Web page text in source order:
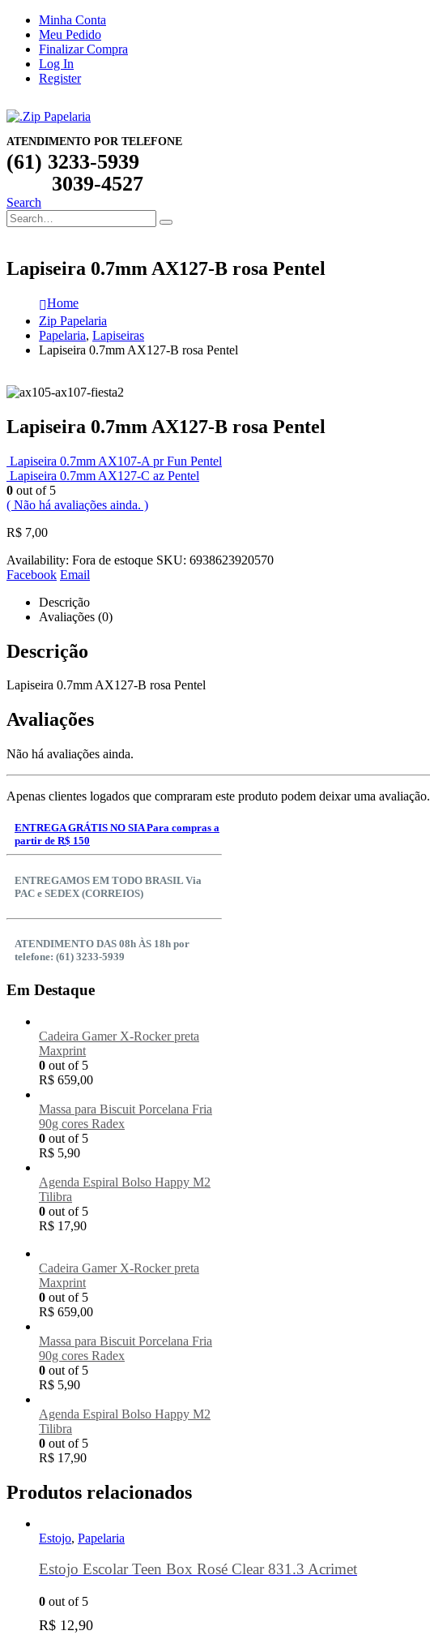
Minha Conta
Meu Pedido
Finalizar Compra
Log In
Register
ATENDIMENTO POR TELEFONE
(61) 3233-5939
3039-4527
Search
Lapiseira 0.7mm AX127-B rosa Pentel
Home
Zip Papelaria
Papelaria, Lapiseiras
Lapiseira 0.7mm AX127-B rosa Pentel
Lapiseira 0.7mm AX127-B rosa Pentel
Lapiseira 0.7mm AX107-A pr Fun Pentel
Lapiseira 0.7mm AX127-C az Pentel
0 out of 5
( Não há avaliações ainda. )
R$ 7,00
Availability: Fora de estoque SKU: 6938623920570
Facebook Email
Descrição
Avaliações (0)
Descrição
Lapiseira 0.7mm AX127-B rosa Pentel
Avaliações
Não há avaliações ainda.
Apenas clientes logados que compraram este produto podem deixar uma avaliação.
ENTREGA GRÁTIS NO SIA Para compras a
partir de R$ 150
ENTREGAMOS EM TODO BRASIL Via
PAC e SEDEX (CORREIOS)
ATENDIMENTO DAS 08h ÀS 18h por
telefone: (61) 3233-5939
Em Destaque
Cadeira Gamer X-Rocker preta
Maxprint
0 out of 5
R$ 659,00
Massa para Biscuit Porcelana Fria
90g cores Radex
0 out of 5
R$ 5,90
Agenda Espiral Bolso Happy M2
Tilibra
0 out of 5
R$ 17,90
Cadeira Gamer X-Rocker preta
Maxprint
0 out of 5
R$ 659,00
Massa para Biscuit Porcelana Fria
90g cores Radex
0 out of 5
R$ 5,90
Agenda Espiral Bolso Happy M2
Tilibra
0 out of 5
R$ 17,90
Produtos relacionados
Estojo, Papelaria
Estojo Escolar Teen Box Rosé Clear 831.3 Acrimet
0 out of 5
R$ 12,90